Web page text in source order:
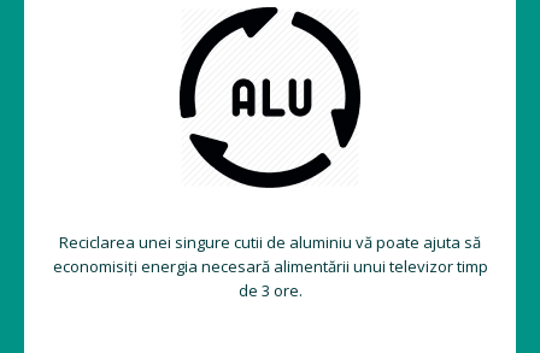
Reciclarea unei singure cutii de aluminiu vă poate ajuta să
economisiți energia necesară alimentării unui televizor timp
de 3 ore.